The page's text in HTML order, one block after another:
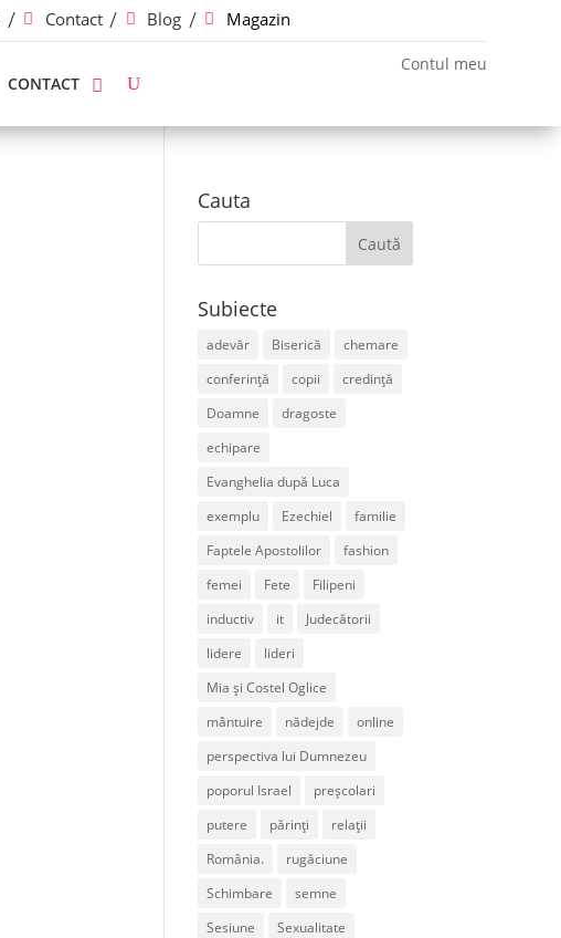
Contact Blog Magazin
CONTACT
Contul meu
Cauta
Subiecte
adevăr Biserică
chemare
conferință
copii
credință
Doamne
dragoste
echipare
Evanghelia după Luca
exemplu
Ezechiel
familie
Faptele Apostolilor
fashion
femei
Fete
Filipeni
inductiv
it
Judecătorii
lidere
lideri
Mia și Costel Oglice
mântuire
nădejde
online
perspectiva lui Dumnezeu
poporul Israel
preșcolari
putere
părinți
relații
România.
rugăciune
Schimbare
semne
Sesiune
Sexualitate